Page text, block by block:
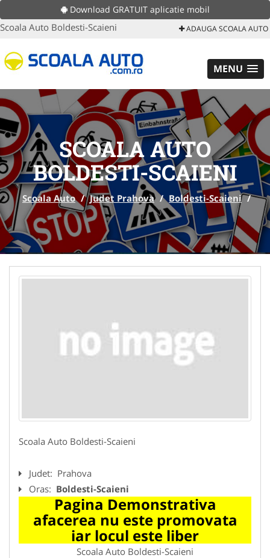
Download GRATUIT aplicatie mobil
Scoala Auto Boldesti-Scaieni ADAUGA SCOALA AUTO
MENU
SCOALA AUTO
BOLDESTI-SCAIENI
Scoala Auto / Judet Prahova / Boldesti-Scaieni /
Scoala Auto Boldesti-Scaieni
Judet: Prahova
Oras: Boldesti-Scaieni
Pagina Demonstrativa
afacerea nu este promovata
iar locul este liber
Scoala Auto Boldesti-Scaieni